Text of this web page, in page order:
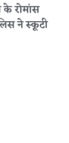
रोमांस
ने स्कूटी